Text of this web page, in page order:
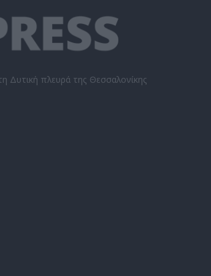
Δυτική πλευρά της Θεσσαλονίκης